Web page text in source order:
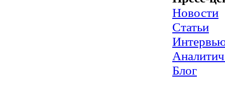
Новости
Статьи
Блог